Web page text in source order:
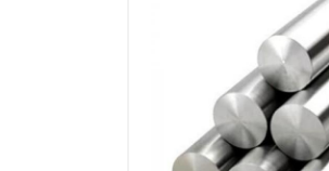
Производство
Штакетник
Черный металлопрокат